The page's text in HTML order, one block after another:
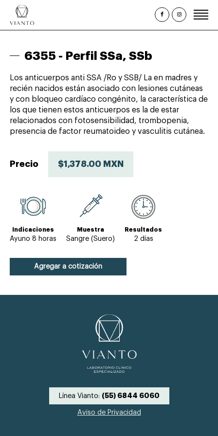
Estudios Clínicos
Paquetes y Perfiles
Promociones
Citas
Consulta de Resultados
6355 - Perfil SSa, SSb
Los anticuerpos anti SSA /Ro y SSB/ La en madres y
recién nacidos están asociado con lesiones cutáneas
y con bloqueo cardíaco congénito, la característica de
los que tienen estos anticuerpos es la de estar
relacionados con fotosensibilidad, trombopenia,
presencia de factor reumatoideo y vasculitis cutánea.
Precio $1,378.00 MXN
Indicaciones
Ayuno 8 horas
Muestra
Sangre (Suero)
Resultados
2 días
Agregar a cotización
Línea Vianto: (55) 6844 6060
Aviso de Privacidad